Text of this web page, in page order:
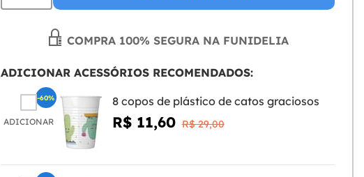
COMPRA 100% SEGURA NA FUNIDELIA
ADICIONAR ACESSÓRIOS RECOMENDADOS:
ADICIONAR
8 copos de plástico de catos graciosos
R$ 11,60 R$ 29,00
-60%